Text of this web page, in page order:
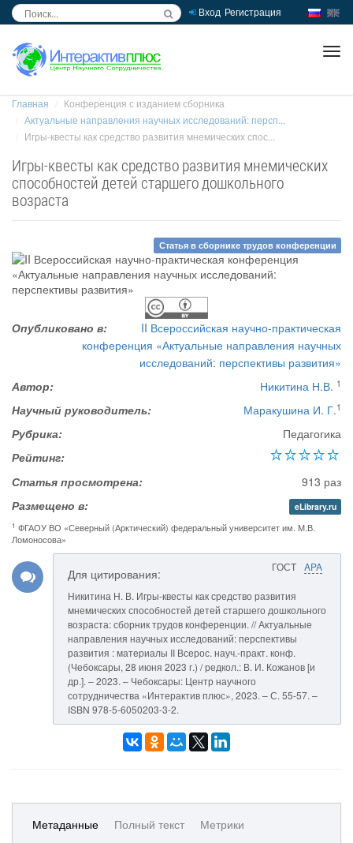
Вход Регистрация
Главная
Конференция с изданием сборника
Актуальные направления научных исследований: персп...
Игры-квесты как средство развития мнемических спос...
Игры-квесты как средство развития мнемических
способностей детей старшего дошкольного
возраста
Статья в сборнике трудов конференции
Опубликовано в:
II Всероссийская научно-практическая
конференция «Актуальные направления научных
исследований: перспективы развития»
Автор:
Никитина Н.В. 1
Научный руководитель: Маракушина И. Г.1
Рубрика:
Педагогика
Рейтинг:
Статья просмотрена:
913 раз
Размещено в:
eLibrary.ru
1 ФГАОУ ВО «Северный (Арктический) федеральный университет им. М.В.
Ломоносова»
ГОСТ APA
Для цитирования:
Никитина Н. В. Игры-квесты как средство развития
мнемических способностей детей старшего дошкольного
возраста: сборник трудов конференции. // Актуальные
направления научных исследований: перспективы
развития : материалы II Всерос. науч.-практ. конф.
(Чебоксары, 28 июня 2023 г.) / редкол.: В. И. Кожанов [и
др.]. – 2023. – Чебоксары: Центр научного
сотрудничества «Интерактив плюс», 2023. – С. 55-57. –
ISBN 978-5-6050203-3-2.
Метаданные Полный текст Метрики